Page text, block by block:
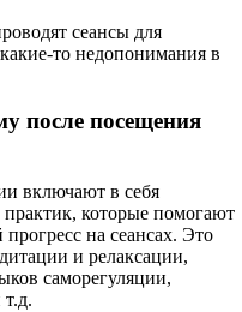
сеансы для
то недопонимания в
после посещения
включают в себя
которые помогают
на сеансах. Это
и релаксации,
саморегуляции,